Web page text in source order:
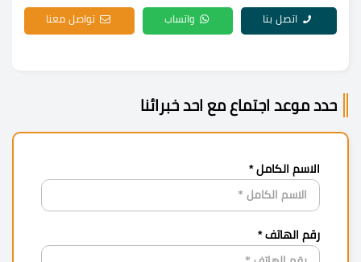
اتصل بنا واتساب تواصل معنا
حدد موعد اجتماع مع احد خبرائنا
الاسم الكامل *
رقم الهاتف *